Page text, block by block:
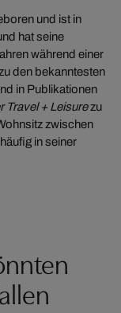
und ist in
hat seine
während einer
den bekanntesten
in Publikationen
Travel + Leisurezu
zwischen
in seiner